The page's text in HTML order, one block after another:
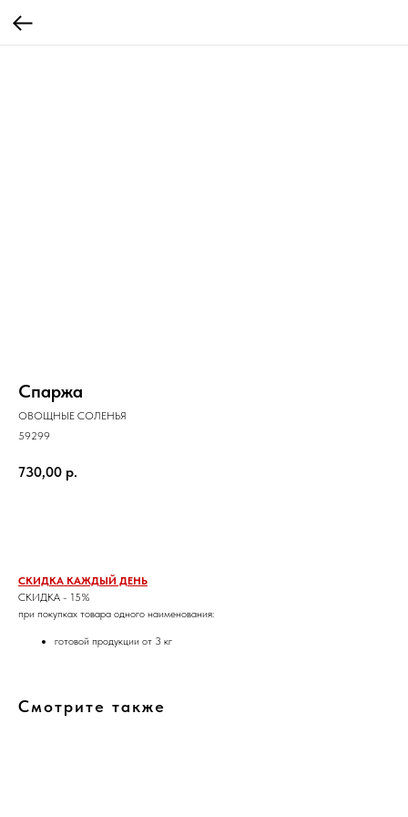
Спаржа
ОВОЩНЫЕ СОЛЕНЬЯ
59299
730,00 р.
СКИДКА КАЖДЫЙ ДЕНЬ
СКИДКА - 15%
при покупках товара одного наименования:
готовой продукции от 3 кг
Смотрите также